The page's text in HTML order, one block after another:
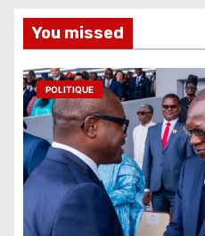
You missed
POLITIQUE